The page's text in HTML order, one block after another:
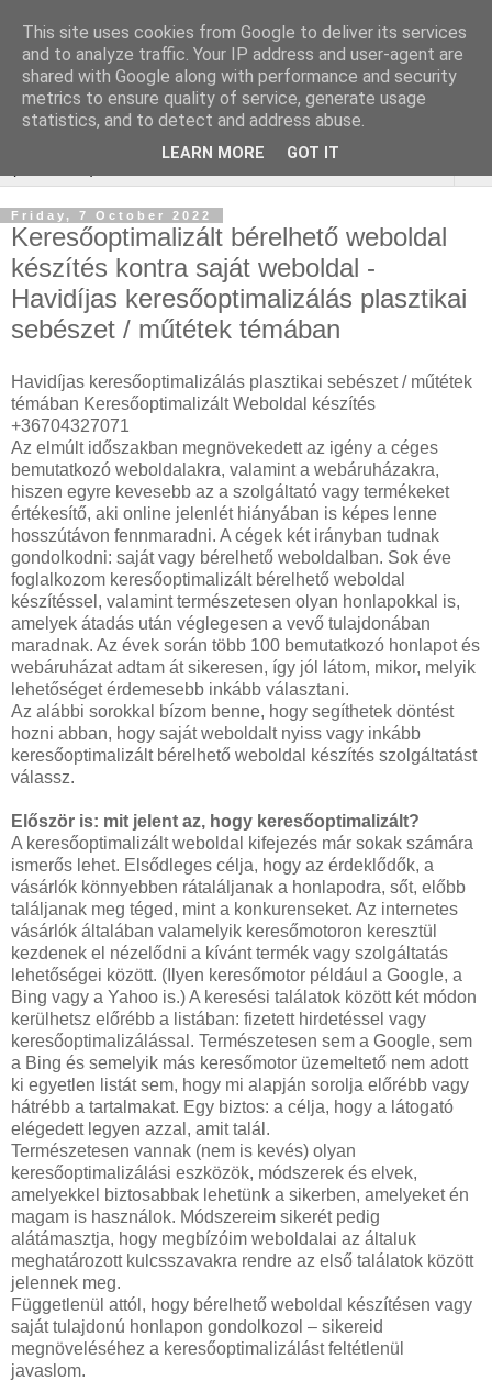
Online marketing - Teljes
körű marketing megoldások
Friday, 7 October 2022
Keresőoptimalizált bérelhető weboldal
készítés kontra saját weboldal -
Havidíjas keresőoptimalizálás plasztikai
sebészet / műtétek témában
Havidíjas keresőoptimalizálás plasztikai sebészet / műtétek
témában Keresőoptimalizált Weboldal készítés
+36704327071
Az elmúlt időszakban megnövekedett az igény a céges
bemutatkozó weboldalakra, valamint a webáruházakra,
hiszen egyre kevesebb az a szolgáltató vagy termékeket
értékesítő, aki online jelenlét hiányában is képes lenne
hosszútávon fennmaradni. A cégek két irányban tudnak
gondolkodni: saját vagy bérelhető weboldalban. Sok éve
foglalkozom keresőoptimalizált bérelhető weboldal
készítéssel, valamint természetesen olyan honlapokkal is,
amelyek átadás után véglegesen a vevő tulajdonában
maradnak. Az évek során több 100 bemutatkozó honlapot és
webáruházat adtam át sikeresen, így jól látom, mikor, melyik
lehetőséget érdemesebb inkább választani.
Az alábbi sorokkal bízom benne, hogy segíthetek döntést
hozni abban, hogy saját weboldalt nyiss vagy inkább
keresőoptimalizált bérelhető weboldal készítés szolgáltatást
válassz.
Először is: mit jelent az, hogy keresőoptimalizált?
A keresőoptimalizált weboldal kifejezés már sokak számára
ismerős lehet. Elsődleges célja, hogy az érdeklődők, a
vásárlók könnyebben rátaláljanak a honlapodra, sőt, előbb
találjanak meg téged, mint a konkurenseket. Az internetes
vásárlók általában valamelyik keresőmotoron keresztül
kezdenek el nézelődni a kívánt termék vagy szolgáltatás
lehetőségei között. (Ilyen keresőmotor például a Google, a
Bing vagy a Yahoo is.) A keresési találatok között két módon
kerülhetsz előrébb a listában: fizetett hirdetéssel vagy
keresőoptimalizálással. Természetesen sem a Google, sem
a Bing és semelyik más keresőmotor üzemeltető nem adott
ki egyetlen listát sem, hogy mi alapján sorolja előrébb vagy
hátrébb a tartalmakat. Egy biztos: a célja, hogy a látogató
elégedett legyen azzal, amit talál.
Természetesen vannak (nem is kevés) olyan
keresőoptimalizálási eszközök, módszerek és elvek,
amelyekkel biztosabbak lehetünk a sikerben, amelyeket én
magam is használok. Módszereim sikerét pedig
alátámasztja, hogy megbízóim weboldalai az általuk
meghatározott kulcsszavakra rendre az első találatok között
jelennek meg.
Függetlenül attól, hogy bérelhető weboldal készítésen vagy
saját tulajdonú honlapon gondolkozol – sikereid
megnöveléséhez a keresőoptimalizálást feltétlenül
javaslom.
This site uses cookies from Google to deliver its services
and to analyze traffic. Your IP address and user-agent are
shared with Google along with performance and security
metrics to ensure quality of service, generate usage
statistics, and to detect and address abuse.
LEARN MORE GOT IT